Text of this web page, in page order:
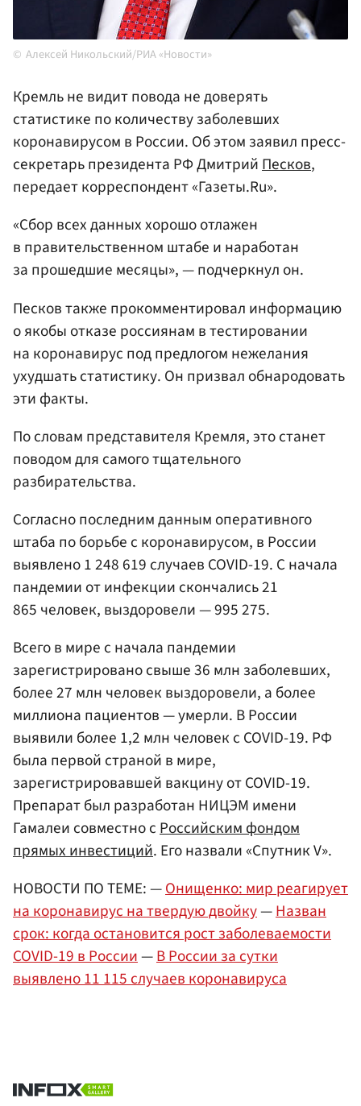
Алексей Никольский/РИА «Новости»
Кремль не видит повода не доверять
статистике по количеству заболевших
коронавирусом в России. Об этом заявил пресс-
секретарь президента РФ ДмитрийПесков,
передает корреспондент «Газеты.Ru».
«Сбор всех данных хорошо отлажен
в правительственном штабе и наработан
за прошедшие месяцы», — подчеркнул он.
Песков также прокомментировал информацию
о якобы отказе россиянам в тестировании
на коронавирус под предлогом нежелания
ухудшать статистику. Он призвал обнародовать
эти факты.
По словам представителя Кремля, это станет
поводом для самого тщательного
разбирательства.
Согласно последним данным оперативного
штаба по борьбе с коронавирусом, в России
выявлено 1 248 619 случаев COVID-19. С начала
пандемии от инфекции скончались 21
865 человек, выздоровели — 995 275.
Всего в мире с начала пандемии
зарегистрировано свыше 36 млн заболевших,
более 27 млн человек выздоровели, а более
миллиона пациентов — умерли. В России
выявили более 1,2 млн человек с COVID-19. РФ
была первой страной в мире,
зарегистрировавшей вакцину от COVID-19.
Препарат был разработан НИЦЭМ имени
Гамалеи совместно сРоссийским фондом
прямых инвестиций. Его назвали «Спутник V».
НОВОСТИ ПО ТЕМЕ: —Онищенко: мир реагирует
на коронавирус на твердую двойку—Назван
срок: когда остановится рост заболеваемости
COVID-19 в России—В России за сутки
выявлено 11 115 случаев коронавируса